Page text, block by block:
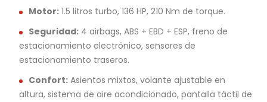
Motor: 1.5 litros turbo, 136 HP, 210 Nm de torque.
Seguridad: 4 airbags, ABS + EBD + ESP, freno de
estacionamiento electrónico, sensores de
estacionamiento traseros.
Confort: Asientos mixtos, volante ajustable en
altura, sistema de aire acondicionado, pantalla táctil de